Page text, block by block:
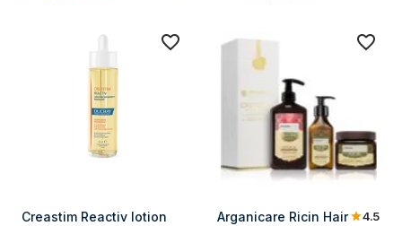
Creastim Reactiv lotion
Arganicare Ricin Hair
4.5